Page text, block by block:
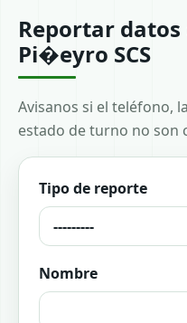
Reportar datos
Pi�eyro SCS
Avisanos si el teléfono,
estado de turno no son
Tipo de reporte
Nombre